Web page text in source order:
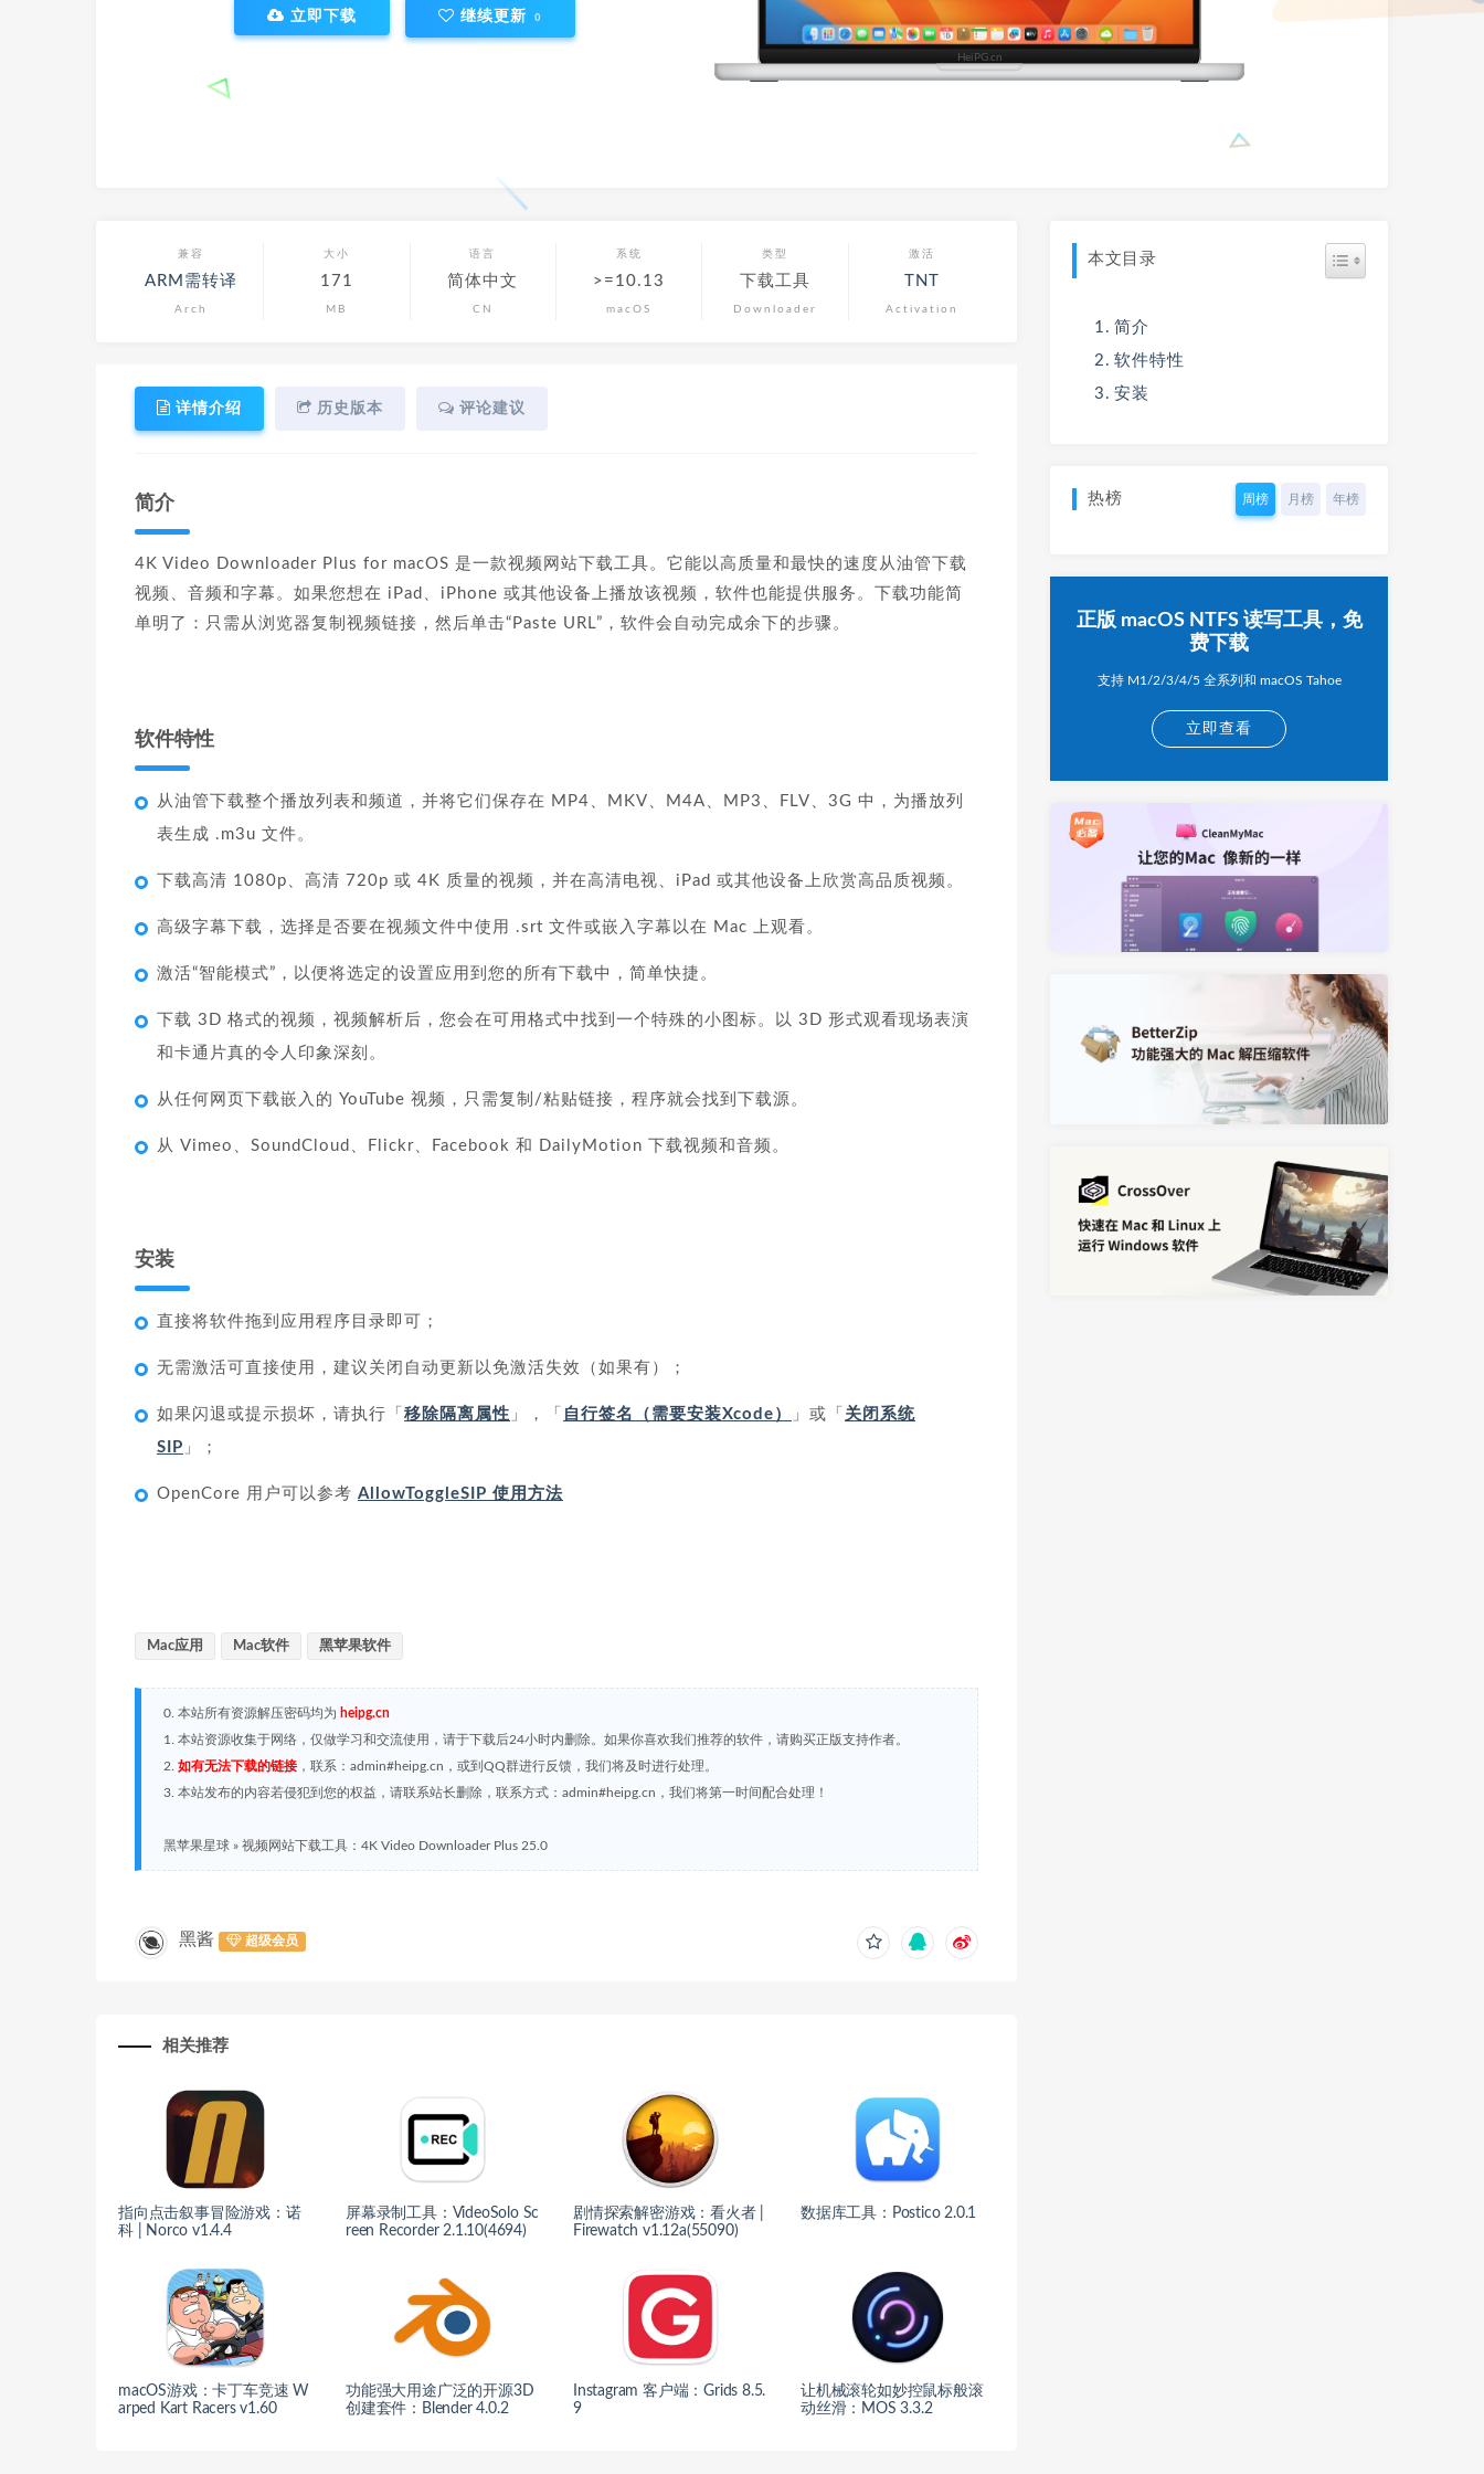
立即下载 继续更新 0
兼容
ARM需转译
Arch
大小
171
MB
语言
简体中文
CN
系统
>=10.13
macOS
类型
下载工具
Downloader
激活
TNT
Activation
详情介绍 历史版本 评论建议
简介
4K Video Downloader Plus for macOS 是一款视频网站下载工具。它能以高质量和最快的速度从油管下载
视频、音频和字幕。如果您想在 iPad、iPhone 或其他设备上播放该视频，软件也能提供服务。下载功能简
单明了：只需从浏览器复制视频链接，然后单击“Paste URL”，软件会自动完成余下的步骤。
软件特性
从油管下载整个播放列表和频道，并将它们保存在 MP4、MKV、M4A、MP3、FLV、3G 中，为播放列
表生成 .m3u 文件。
下载高清 1080p、高清 720p 或 4K 质量的视频，并在高清电视、iPad 或其他设备上欣赏高品质视频。
高级字幕下载，选择是否要在视频文件中使用 .srt 文件或嵌入字幕以在 Mac 上观看。
激活“智能模式”，以便将选定的设置应用到您的所有下载中，简单快捷。
下载 3D 格式的视频，视频解析后，您会在可用格式中找到一个特殊的小图标。以 3D 形式观看现场表演
和卡通片真的令人印象深刻。
从任何网页下载嵌入的 YouTube 视频，只需复制/粘贴链接，程序就会找到下载源。
从 Vimeo、SoundCloud、Flickr、Facebook 和 DailyMotion 下载视频和音频。
安装
直接将软件拖到应用程序目录即可；
无需激活可直接使用，建议关闭自动更新以免激活失效（如果有）；
如果闪退或提示损坏，请执行「 移除隔离属性 」，「 自行签名（需要安装Xcode） 」或「 关闭系统
SIP 」；
OpenCore 用户可以参考 AllowToggleSIP 使用方法
Mac应用 Mac软件 黑苹果软件
0. 本站所有资源解压密码均为 heipg.cn
1. 本站资源收集于网络，仅做学习和交流使用，请于下载后24小时内删除。如果你喜欢我们推荐的软件，请购买正版支持作者。
2. 如有无法下载的链接，联系：admin#heipg.cn，或到QQ群进行反馈，我们将及时进行处理。
3. 本站发布的内容若侵犯到您的权益，请联系站长删除，联系方式：admin#heipg.cn，我们将第一时间配合处理！
黑苹果星球 » 视频网站下载工具：4K Video Downloader Plus 25.0
黑酱 超级会员
相关推荐
指向点击叙事冒险游戏：诺
科 | Norco v1.4.4
屏幕录制工具：VideoSolo Sc
reen Recorder 2.1.10(4694)
剧情探索解密游戏：看火者 |
Firewatch v1.12a(55090)
数据库工具：Postico 2.0.1
macOS游戏：卡丁车竞速 W
arped Kart Racers v1.60
功能强大用途广泛的开源3D
创建套件：Blender 4.0.2
Instagram 客户端：Grids 8.5.
9
让机械滚轮如妙控鼠标般滚
动丝滑：MOS 3.3.2
本文目录
简介
软件特性
安装
热榜 周榜 月榜 年榜
正版 macOS NTFS 读写工具，免
费下载
支持 M1/2/3/4/5 全系列和 macOS Tahoe
立即查看